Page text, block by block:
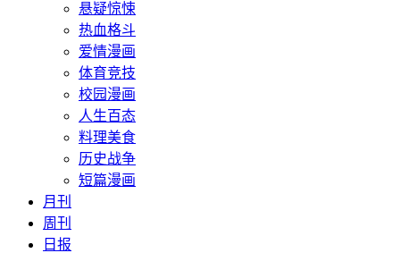
悬疑惊悚
热血格斗
爱情漫画
体育竞技
校园漫画
人生百态
料理美食
历史战争
短篇漫画
月刊
周刊
日报